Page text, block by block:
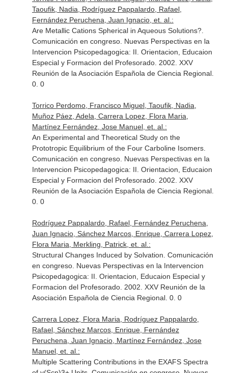
Taoufik, Nadia, Rodríguez Pappalardo, Rafael,
Fernández Peruchena, Juan Ignacio, et. al.:
Are Metallic Cations Spherical in Aqueous Solutions?.
Comunicación en congreso. Nuevas Perspectivas en la
Intervencion Psicopedagogica: II. Orientacion, Educaion
Especial y Formacion del Profesorado. 2002. XXV
Reunión de la Asociación Española de Ciencia Regional.
0. 0
Torrico Perdomo, Francisco Miguel, Taoufik, Nadia,
Muñoz Páez, Adela, Carrera Lopez, Flora Maria,
Martínez Fernández, Jose Manuel, et. al.:
An Experimental and Theoretical Study on the
Prototropic Equilibrium of the Four Carboline Isomers.
Comunicación en congreso. Nuevas Perspectivas en la
Intervencion Psicopedagogica: II. Orientacion, Educaion
Especial y Formacion del Profesorado. 2002. XXV
Reunión de la Asociación Española de Ciencia Regional.
0. 0
Rodríguez Pappalardo, Rafael, Fernández Peruchena,
Juan Ignacio, Sánchez Marcos, Enrique, Carrera Lopez,
Flora Maria, Merkling, Patrick, et. al.:
Structural Changes Induced by Solvation. Comunicación
en congreso. Nuevas Perspectivas en la Intervencion
Psicopedagogica: II. Orientacion, Educaion Especial y
Formacion del Profesorado. 2002. XXV Reunión de la
Asociación Española de Ciencia Regional. 0. 0
Carrera Lopez, Flora Maria, Rodríguez Pappalardo,
Rafael, Sánchez Marcos, Enrique, Fernández
Peruchena, Juan Ignacio, Martínez Fernández, Jose
Manuel, et. al.:
Multiple Scattering Contributions in the EXAFS Spectra